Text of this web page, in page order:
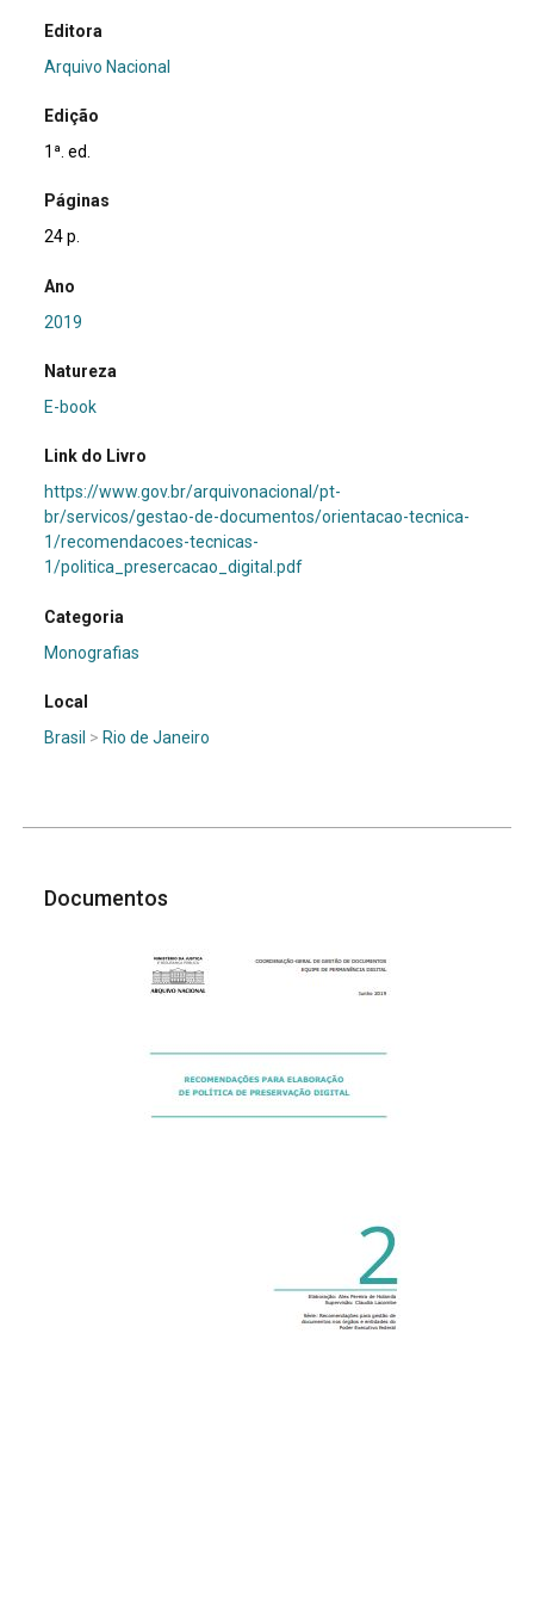
Editora
Arquivo Nacional
Edição
1ª. ed.
Páginas
24 p.
Ano
2019
Natureza
E-book
Link do Livro
https://www.gov.br/arquivonacional/pt-
br/servicos/gestao-de-documentos/orientacao-tecnica-
1/recomendacoes-tecnicas-
1/politica_presercacao_digital.pdf
Categoria
Monografias
Local
Brasil > Rio de Janeiro
Documentos